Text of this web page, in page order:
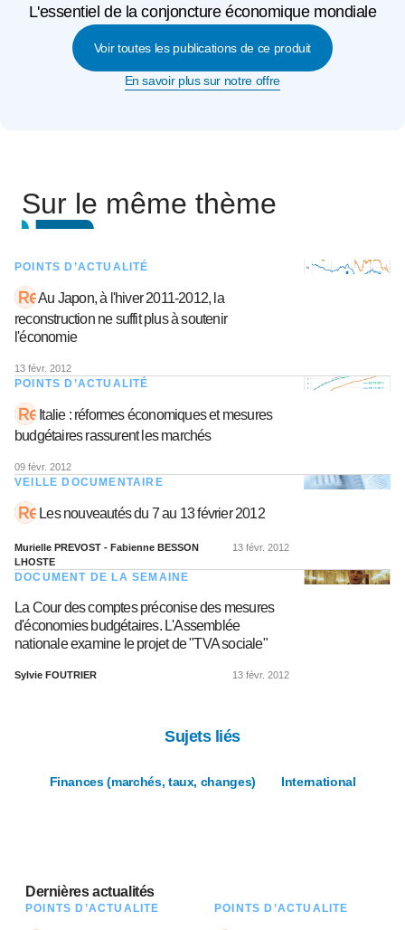
L'essentiel de la conjoncture économique mondiale
Voir toutes les publications de ce produit
En savoir plus sur notre offre
Sur le même thème
POINTS D’ACTUALITÉ
Au Japon, à l'hiver 2011-2012, la
reconstruction ne suffit plus à soutenir
l'économie
13 févr. 2012
POINTS D’ACTUALITÉ
Italie : réformes économiques et mesures
budgétaires rassurent les marchés
09 févr. 2012
VEILLE DOCUMENTAIRE
Les nouveautés du 7 au 13 février 2012
Murielle PREVOST - Fabienne BESSON
LHOSTE
13 févr. 2012
DOCUMENT DE LA SEMAINE
La Cour des comptes préconise des mesures
d'économies budgétaires. L'Assemblée
nationale examine le projet de "TVA sociale"
Sylvie FOUTRIER 13 févr. 2012
Sujets liés
Finances (marchés, taux, changes) International
Dernières actualités
POINTS D’ACTUALITÉ POINTS D’ACTUALITÉ